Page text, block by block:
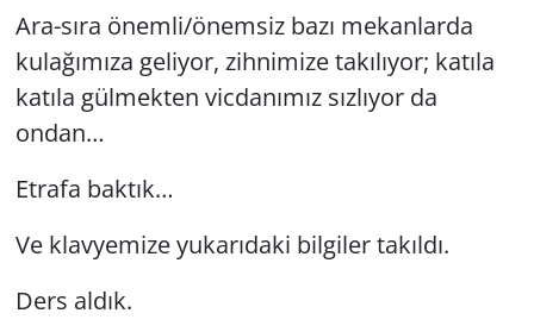
Ara-sıra önemli/önemsiz bazı mekanlarda
kulağımıza geliyor, zihnimize takılıyor; katıla
katıla gülmekten vicdanımız sızlıyor da
ondan…
Etrafa baktık…
Ve klavyemize yukarıdaki bilgiler takıldı.
Ders aldık.